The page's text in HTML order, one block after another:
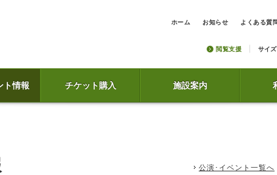
ホーム お知らせ よくある質
閲覧支援 サイズ
ト情報 チケット購入 施設案内
公演･イベント一覧へ